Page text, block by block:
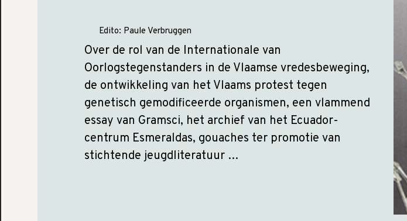
Edito: Paule Verbruggen
Over de rol van de Internationale van
Oorlogstegenstanders in de Vlaamse vredesbeweging,
de ontwikkeling van het Vlaams protest tegen
genetisch gemodificeerde organismen, een vlammend
essay van Gramsci, het archief van het Ecuador-
centrum Esmeraldas, gouaches ter promotie van
stichtende jeugdliteratuur …